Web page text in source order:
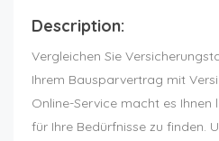
Description:
Vergleichen Sie
Ihrem Bausparvertrag mit
Online-Service macht es
für Ihre Bedürfnisse zu finden.